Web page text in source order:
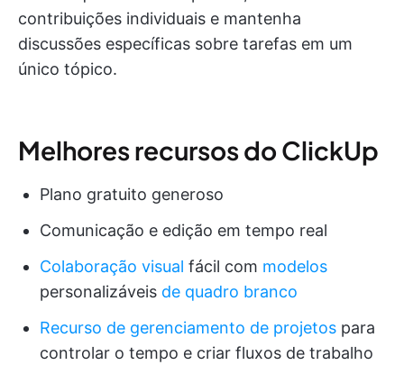
contribuições individuais e mantenha
discussões específicas sobre tarefas em um
único tópico.
Melhores recursos do ClickUp
Plano gratuito generoso
Comunicação e edição em tempo real
Colaboração visual fácil com modelos
personalizáveis de quadro branco
Recurso de gerenciamento de projetos para
controlar o tempo e criar fluxos de trabalho